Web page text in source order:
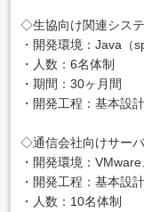
◇生協向け関連シス
・開発環境：Java（
・人数：6名体制
・期間：30ヶ月間
・開発工程：基本設
◇通信会社向けサー
・開発環境：
・開発工程：基本設
・人数：10名体制